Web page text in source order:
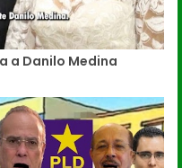
a Danilo Medina